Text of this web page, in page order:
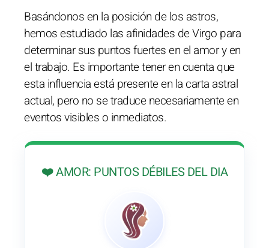
Basándonos en la posición de los astros,
hemos estudiado las afinidades de Virgo para
determinar sus puntos fuertes en el amor y en
el trabajo. Es importante tener en cuenta que
esta influencia está presente en la carta astral
actual, pero no se traduce necesariamente en
eventos visibles o inmediatos.
❤️ AMOR: PUNTOS DÉBILES DEL DIA